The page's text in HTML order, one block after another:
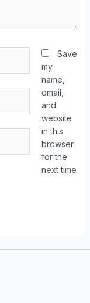
Save
my
name,
email,
and
website
in this
browser
for the
next time